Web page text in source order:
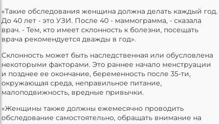
«Такие обследования женщина должна делать каждый год.
До 40 лет - это УЗИ. После 40 - маммограмма, - сказала
врач. - Тем, кто имеет склонность к болезни, посещать
врача рекомендуется дважды в год».
Склонность может быть наследственная или обусловлена
некоторыми факторами. Это раннее начало менструации
и позднее ее окончание, беременность после 35-ти,
окружающая среда, неправильное питание,
малоподвижность, вредные привычки.
«Женщины также должны ежемесячно проводить
обследование самостоятельно, обращать внимание на